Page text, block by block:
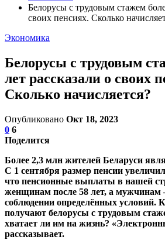
Белорусы с трудовым стажем
своих пенсиях. Сколько
Экономика
Белорусы с трудовым
лет рассказали о своих
Сколько начисляется?
Опубликовано Окт 18, 2023
0 6
Поделится
Более 2,3 млн жителей Беларуси
С 1 сентября размер пенсии
что пенсионные выплаты в нашей
женщинам после 58 лет, а мужчинам
соблюдении определённых условий.
получают белорусы с трудовым
хватает ли им на жизнь?
рассказывает.